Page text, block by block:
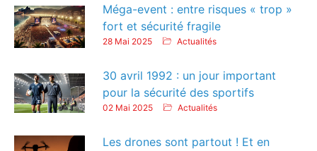
Méga-event : entre risques « trop »
fort et sécurité fragile
28 Mai 2025 Actualités
30 avril 1992 : un jour important
pour la sécurité des sportifs
02 Mai 2025 Actualités
Les drones sont partout ! Et en